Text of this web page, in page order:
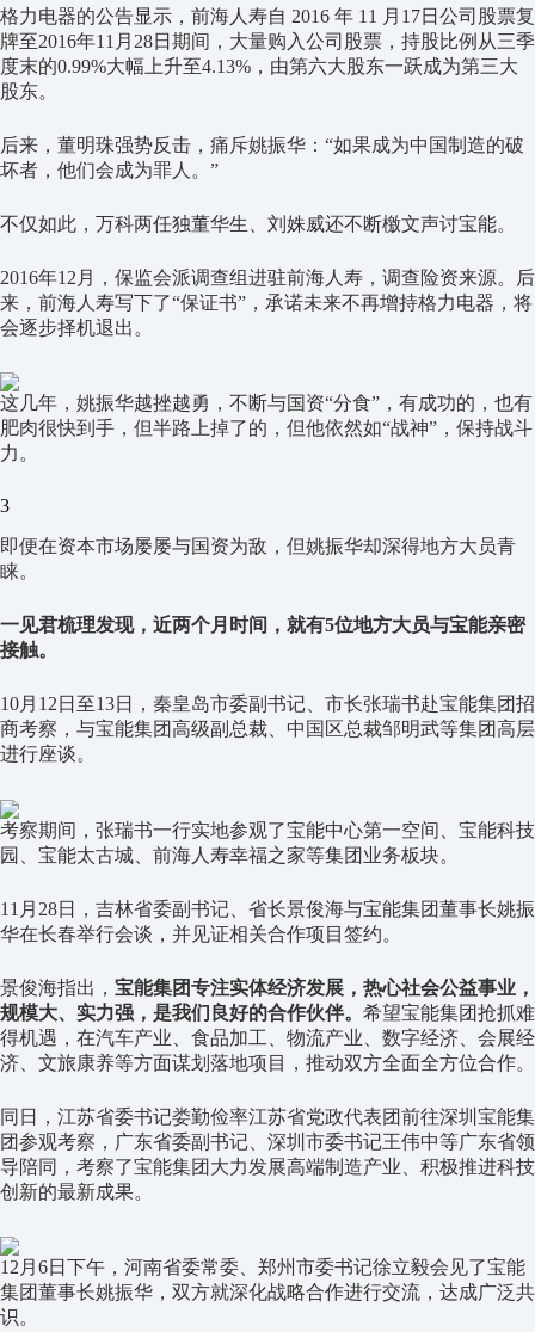
格力电器的公告显示，前海人寿自 2016 年 11 月17日公司股票复
牌至2016年11月28日期间，大量购入公司股票，持股比例从三季
度末的0.99%大幅上升至4.13%，由第六大股东一跃成为第三大
股东。
后来，董明珠强势反击，痛斥姚振华：“如果成为中国制造的破
坏者，他们会成为罪人。”
不仅如此，万科两任独董华生、刘姝威还不断檄文声讨宝能。
2016年12月，保监会派调查组进驻前海人寿，调查险资来源。后
来，前海人寿写下了“保证书”，承诺未来不再增持格力电器，将
会逐步择机退出。
这几年，姚振华越挫越勇，不断与国资“分食”，有成功的，也有
肥肉很快到手，但半路上掉了的，但他依然如“战神”，保持战斗
力。
3
即便在资本市场屡屡与国资为敌，但姚振华却深得地方大员青
睐。
一见君梳理发现，近两个月时间，就有5位地方大员与宝能亲密
接触。
10月12日至13日，秦皇岛市委副书记、市长张瑞书赴宝能集团招
商考察，与宝能集团高级副总裁、中国区总裁邹明武等集团高层
进行座谈。
考察期间，张瑞书一行实地参观了宝能中心第一空间、宝能科技
园、宝能太古城、前海人寿幸福之家等集团业务板块。
11月28日，吉林省委副书记、省长景俊海与宝能集团董事长姚振
华在长春举行会谈，并见证相关合作项目签约。
景俊海指出， 宝能集团专注实体经济发展，热心社会公益事业，
规模大、实力强，是我们良好的合作伙伴。 希望宝能集团抢抓难
得机遇，在汽车产业、食品加工、物流产业、数字经济、会展经
济、文旅康养等方面谋划落地项目，推动双方全面全方位合作。
同日，江苏省委书记娄勤俭率江苏省党政代表团前往深圳宝能集
团参观考察，广东省委副书记、深圳市委书记王伟中等广东省领
导陪同，考察了宝能集团大力发展高端制造产业、积极推进科技
创新的最新成果。
12月6日下午，河南省委常委、郑州市委书记徐立毅会见了宝能
集团董事长姚振华，双方就深化战略合作进行交流，达成广泛共
识。